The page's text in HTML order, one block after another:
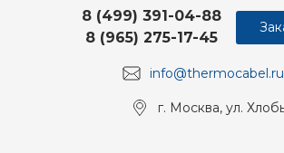
info@thermocabel.ru
8 (499) 391-04-88
8 (965) 275-17-45
г. Москва, ул.